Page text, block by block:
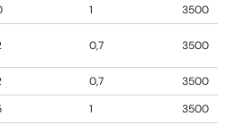
1 3500
0,7 3500
0,7
3500
1 3500